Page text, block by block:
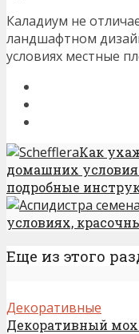
Каладиум не
ландшафтном
условиях местные
Как
домашних
подробные
условиях,
Еще из этого
Декоративные
Декоративный мох